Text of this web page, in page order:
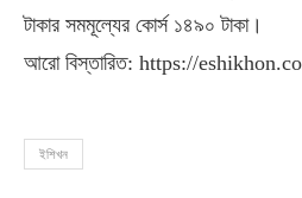
টাকার সমমূল্যের কোর্স ১৪৯০ টাকা।
আরো বিস্তারিত: https://
ইশিখন